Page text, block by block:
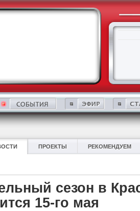
ПРОЕКТЫ РЕКОМЕНДУЕМ
сезон в
15-го мая